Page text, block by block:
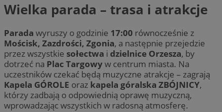
Wielka parada – trasa i atrakcje
Parada wyruszy o godzinie 17:00 równocześnie z
Mościsk, Zazdrości, Zgonia, a następnie przejedzie
przez wszystkie sołectwa i dzielnice Orzesza, by
dotrzeć na Plac Targowyw centrum miasta. Na
uczestników czekać będą muzyczne atrakcje – zagrają
Kapela GÓROLE oraz kapela góralska ZBÓJNICY,
którzy zadbają o odpowiednią oprawę muzyczną,
wprowadzając wszystkich w radosną atmosferę.